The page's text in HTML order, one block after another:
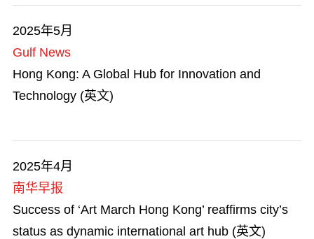
2025年5月
Gulf News
Hong Kong: A Global Hub for Innovation and
Technology (英文)
2025年4月
南华早报
Success of ‘Art March Hong Kong’ reaffirms city’s
status as dynamic international art hub (英文)